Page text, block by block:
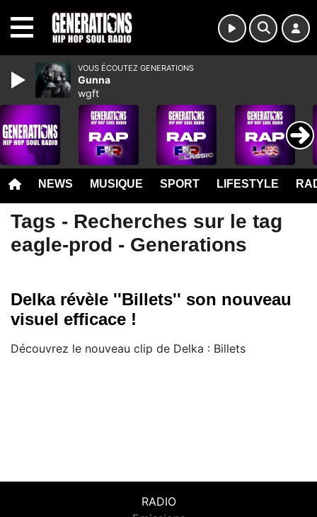
NEWS MUSIQUE SPORT LIFESTYLE
Tags - Recherches sur le tag
eagle-prod - Generations
Delka révèle ''Billets'' son nouveau
visuel efficace !
Découvrez le nouveau clip de Delka : Billets
RADIO
VOUS ÉCOUTEZ GENERATIONS
Gunna
wgft